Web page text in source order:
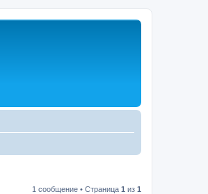
1 сообщение • Страница 1 из 1